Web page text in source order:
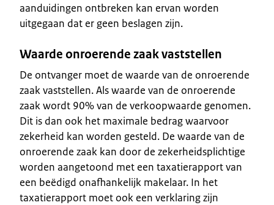
aanduidingen ontbreken kan ervan worden
uitgegaan dat er geen beslagen zijn.
Waarde onroerende zaak vaststellen
De ontvanger moet de waarde van de onroerende
zaak vaststellen. Als waarde van de onroerende
zaak wordt 90% van de verkoopwaarde genomen.
Dit is dan ook het maximale bedrag waarvoor
zekerheid kan worden gesteld. De waarde van de
onroerende zaak kan door de zekerheidsplichtige
worden aangetoond met een taxatierapport van
een beëdigd onafhankelijk makelaar. In het
taxatierapport moet ook een verklaring zijn